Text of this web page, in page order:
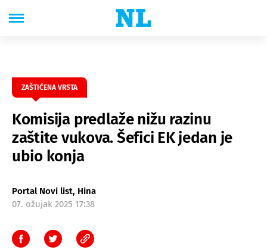
ZAŠTIĆENA VRSTA
Komisija predlaže nižu razinu
zaštite vukova. Šefici EK jedan je
ubio konja
Portal Novi list, Hina
07. ožujak 2025 17:38